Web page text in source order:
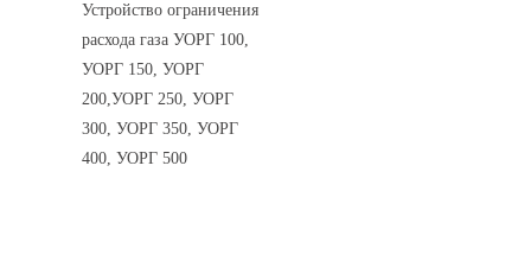
Устройство ограничения
расхода газа УОРГ 100,
УОРГ 150, УОРГ
200,УОРГ 250, УОРГ
300, УОРГ 350, УОРГ
400, УОРГ 500